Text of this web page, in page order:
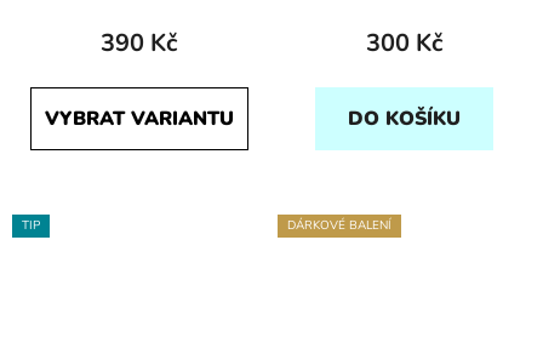
390 Kč
VYBRAT VARIANTU
300 Kč
DO KOŠÍKU
TIP DÁRKOVÉ BALENÍ